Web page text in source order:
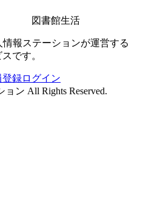
図書館生活
報ステーションが運営する
です。
登録ログイン
ン All Rights Reserved.